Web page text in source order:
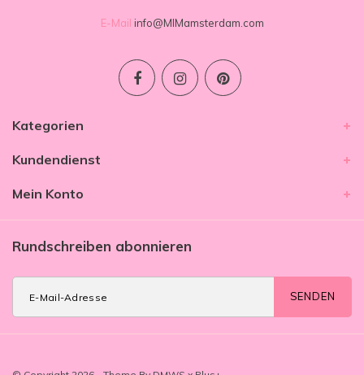
E-Mail info@MIMamsterdam.com
Kategorien
Kundendienst
Mein Konto
Rundschreiben abonnieren
SENDEN